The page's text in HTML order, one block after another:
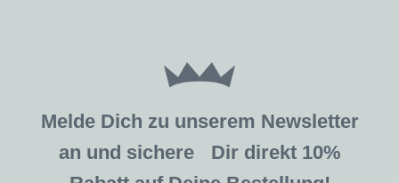
Melde Dich zu unserem Newsletter
an und sichere Dir direkt 10%